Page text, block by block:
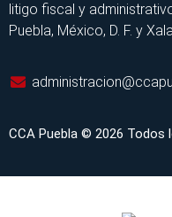
litigo fiscal y
Puebla, México, D. F. y
CCA Puebla © 2026 Todos